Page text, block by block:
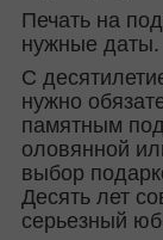
Печать на
нужные даты.
С
нужно
памятным
оловянной
выбор
Десять лет
серьезный